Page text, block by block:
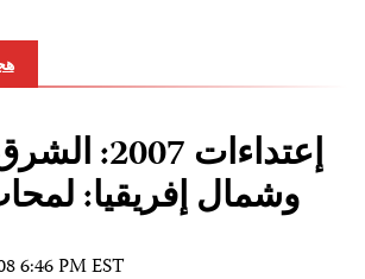
إعتداءات
وشمال إفريقيا:
6:46 PM EST